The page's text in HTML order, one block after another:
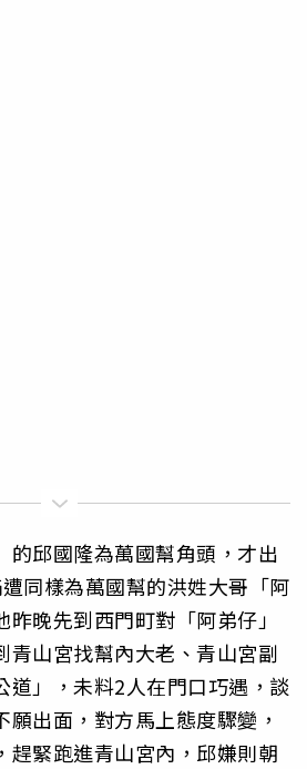
的邱國隆為萬國幫角頭，才出
同樣為萬國幫的洪姓大哥「阿
晚先到西門町對「阿弟仔」
青山宮找幫內大老、青山宮副
道」，未料2人在門口巧遇，談
出面，對方馬上態度驟變，
趕緊跑進青山宮內，邱嫌則朝